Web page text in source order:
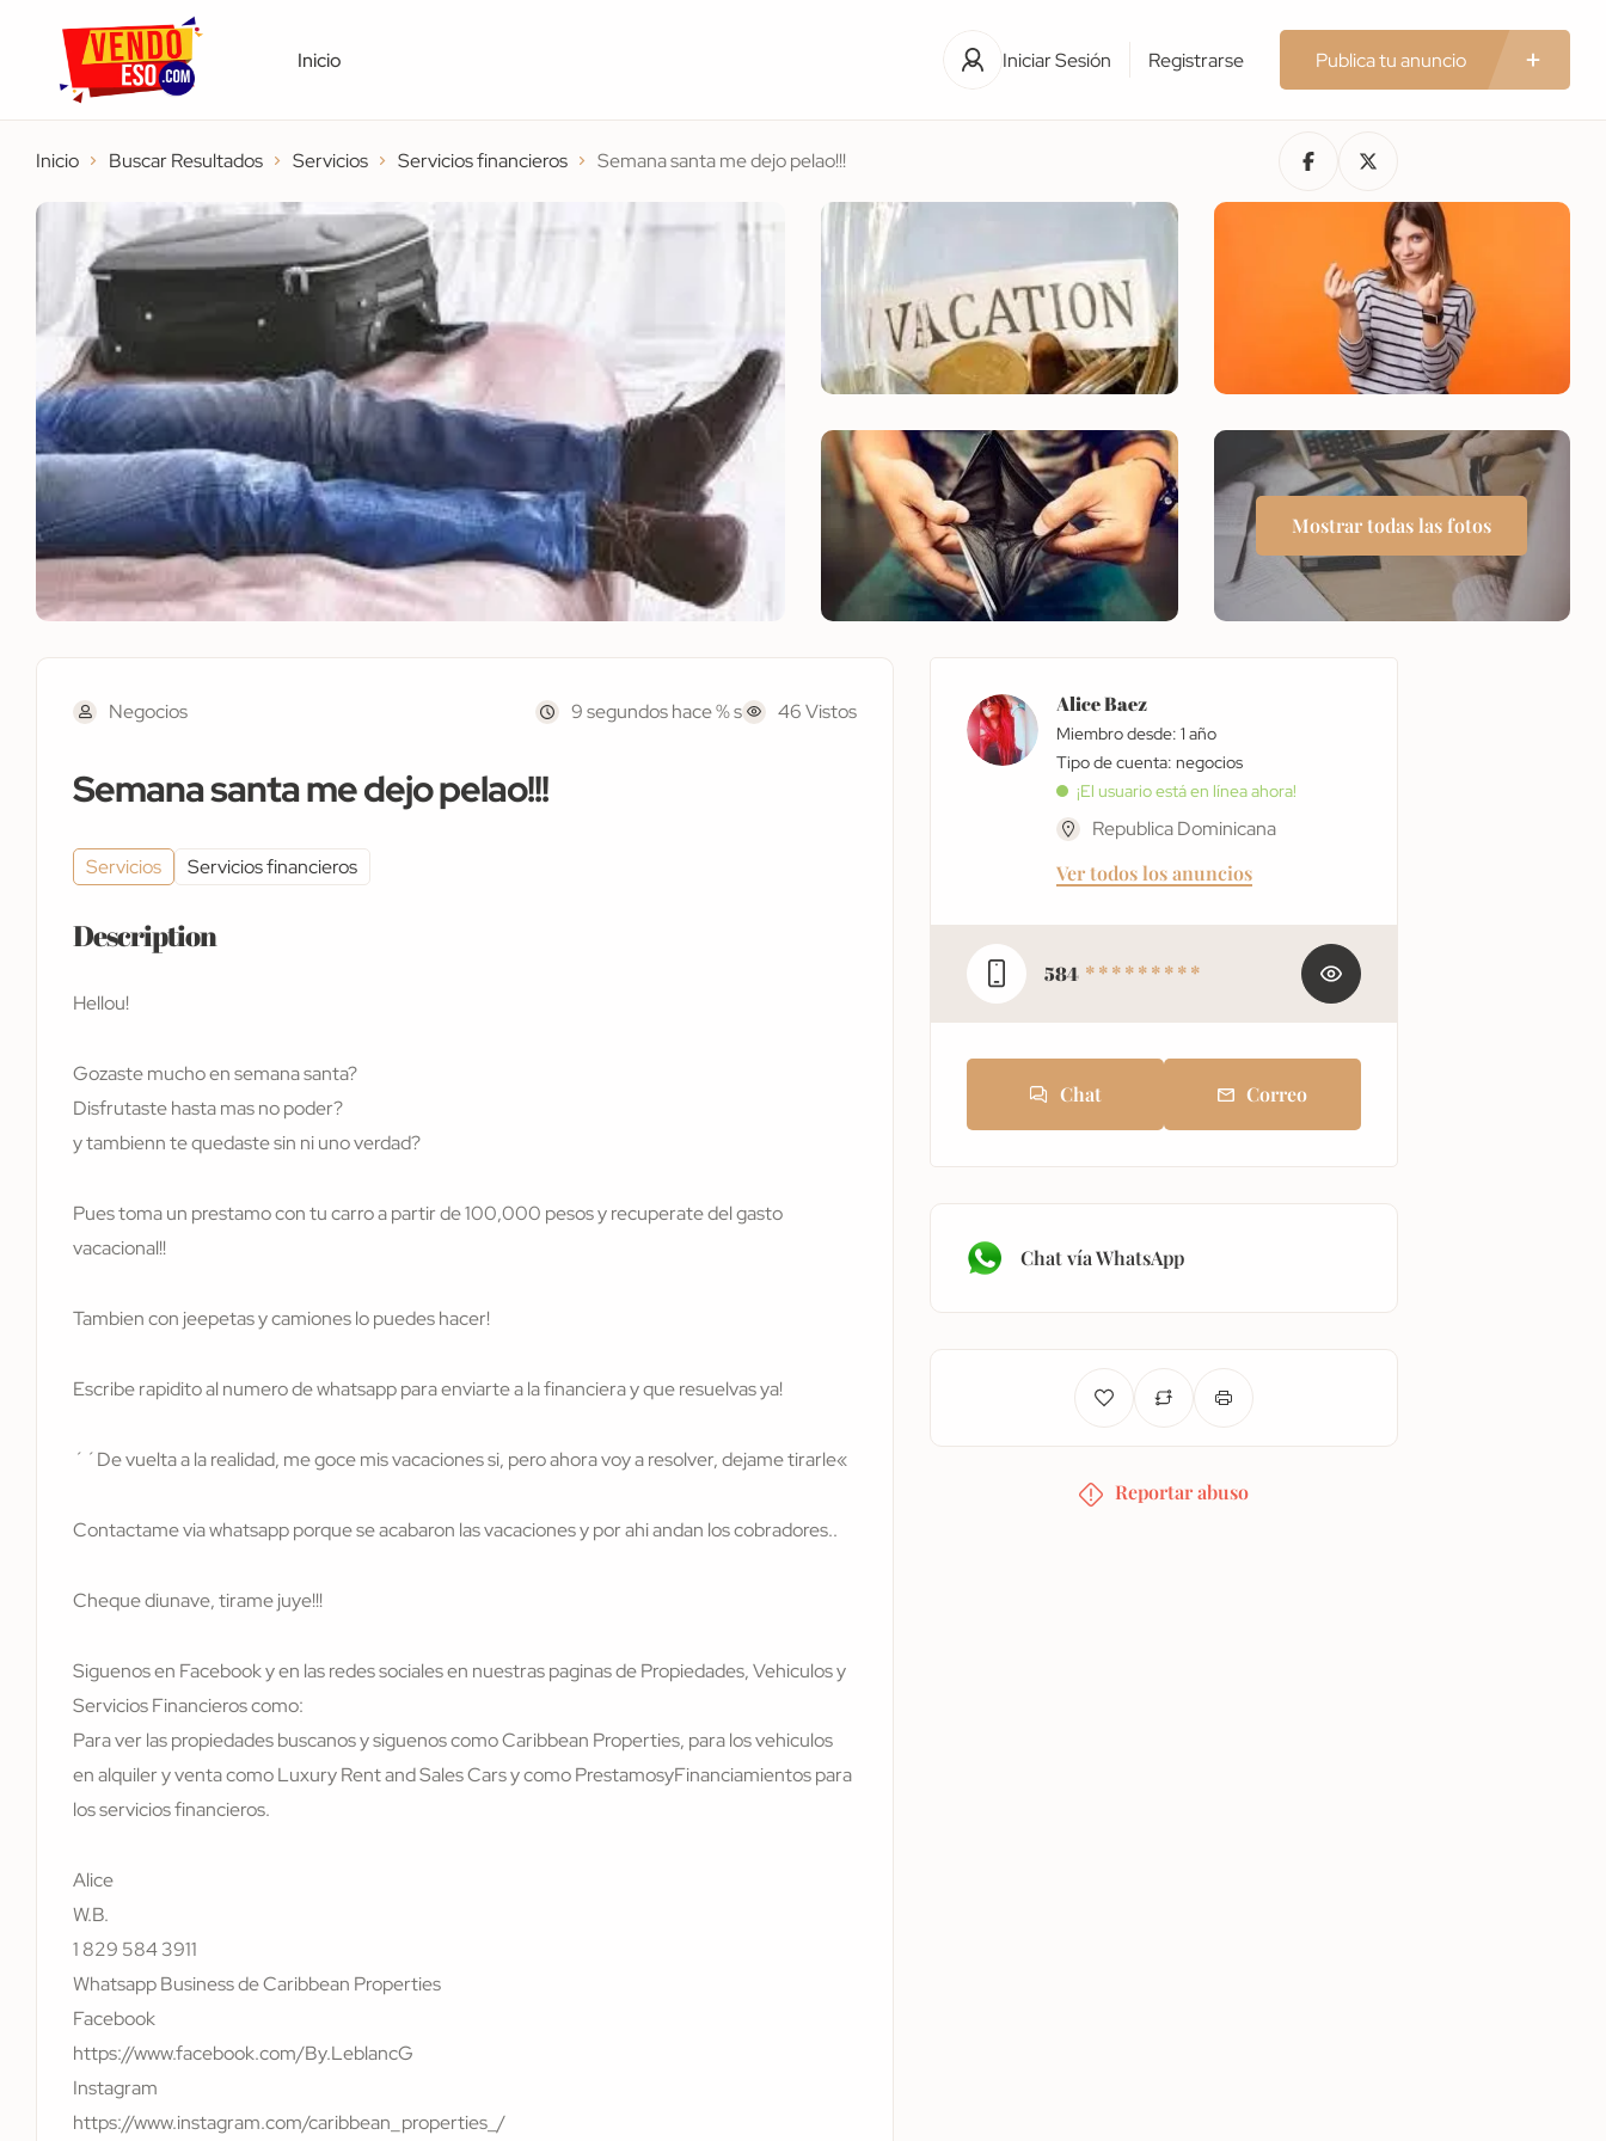
Inicio Iniciar Sesión Registrarse Publica tu anuncio
Inicio Buscar Resultados Servicios Servicios financieros Semana santa me dejo pelao!!!
Mostrar todas las fotos
Negocios 9 segundos hace % s 46 Vistos
Semana santa me dejo pelao!!!
Servicios Servicios financieros
Description
Hellou!
Gozaste mucho en semana santa?
Disfrutaste hasta mas no poder?
y tambienn te quedaste sin ni uno verdad?
Pues toma un prestamo con tu carro a partir de 100,000 pesos y recuperate del gasto
vacacional!!
Tambien con jeepetas y camiones lo puedes hacer!
Escribe rapidito al numero de whatsapp para enviarte a la financiera y que resuelvas ya!
´´De vuelta a la realidad, me goce mis vacaciones si, pero ahora voy a resolver, dejame tirarle«
Contactame via whatsapp porque se acabaron las vacaciones y por ahi andan los cobradores..
Cheque diunave, tirame juye!!!
Siguenos en Facebook y en las redes sociales en nuestras paginas de Propiedades, Vehiculos y
Servicios Financieros como:
Para ver las propiedades buscanos y siguenos como Caribbean Properties, para los vehiculos
en alquiler y venta como Luxury Rent and Sales Cars y como PrestamosyFinanciamientos para
los servicios financieros.
Alice
W.B.
1 829 584 3911
Whatsapp Business de Caribbean Properties
Facebook
https://www.facebook.com/By.LeblancG
Instagram
https://www.instagram.com/caribbean_properties_/
Alice Baez
Miembro desde: 1 año
tipo de cuenta: negocios
¡El usuario está en línea ahora!
Republica Dominicana
Ver todos los anuncios
584 * * * * * * * * *
Chat Correo
Chat vía WhatsApp
Reportar abuso